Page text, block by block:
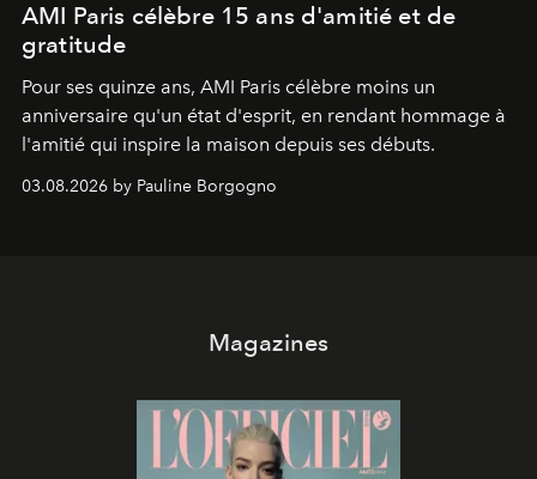
AMI Paris célèbre 15 ans d'amitié et de
gratitude
Pour ses quinze ans, AMI Paris célèbre moins un
anniversaire qu'un état d'esprit, en rendant hommage à
l'amitié qui inspire la maison depuis ses débuts.
03.08.2026 by Pauline Borgogno
Magazines